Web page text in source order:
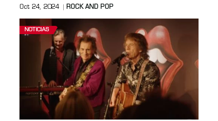
Oct 24, 2024 ROCK AND POP
NOTICIAS